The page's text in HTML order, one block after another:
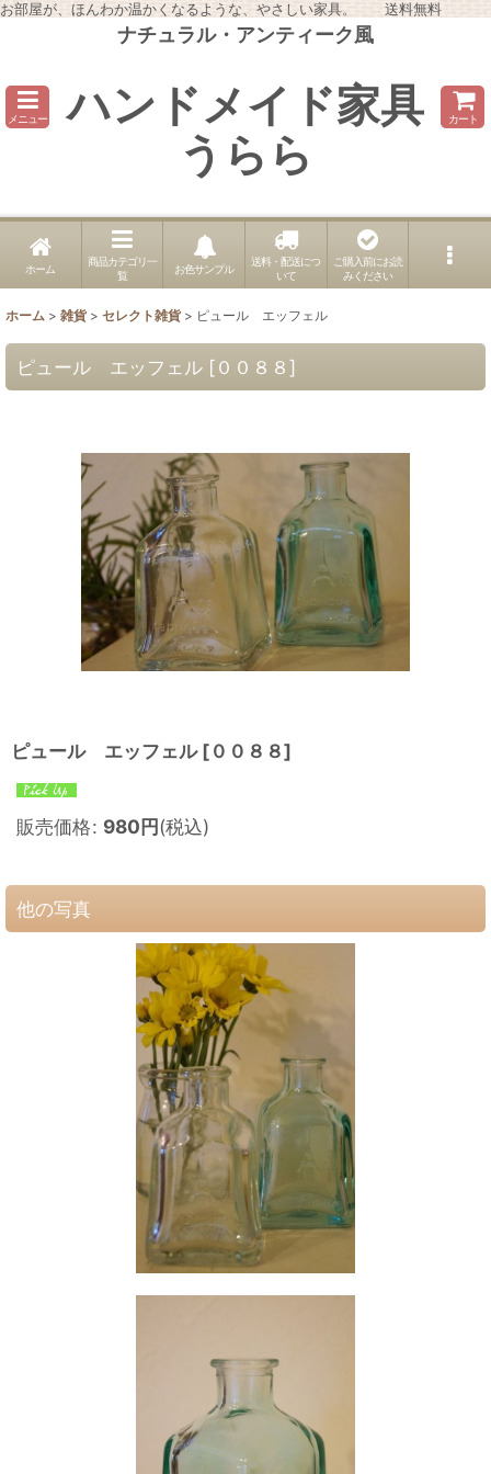
お部屋が、ほんわか温かくなるような、やさしい家具。 送料無料
ナチュラル・アンティーク風
メニュー ハンドメイド家具
うらら
カート
ホーム
商品カテゴリ一
覧
お色サンプル
送料・配送につ
いて
ご購入前にお読
みください
ホーム > 雑貨 > セレクト雑貨 > ピュール エッフェル
ピュール エッフェル [００８８]
ピュール エッフェル [００８８]
販売価格: 980円(税込)
他の写真